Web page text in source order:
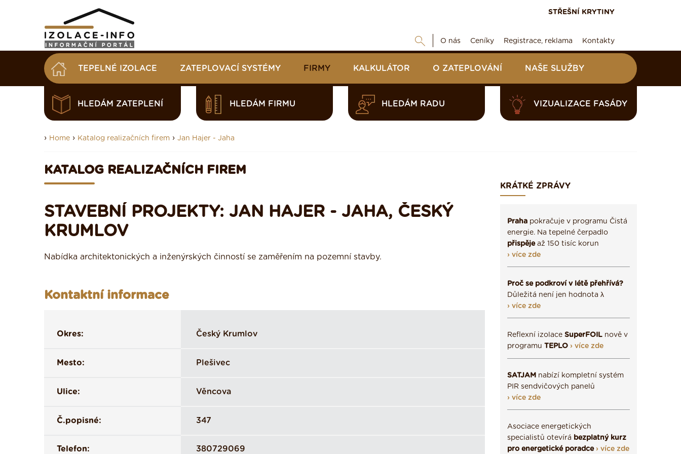
STŘEŠNÍ KRYTINY
O nás Ceníky Registrace, reklama Kontakty
TEPELNÉ IZOLACE ZATEPLOVACÍ SYSTÉMY FIRMY KALKULÁTOR O ZATEPLOVÁNÍ NAŠE SLUŽBY
HLEDÁM ZATEPLENÍ HLEDÁM FIRMU HLEDÁM RADU VIZUALIZACE FASÁDY
› Home › Katalog realizačních firem › Jan Hajer - Jaha
KATALOG REALIZAČNÍCH FIREM
STAVEBNÍ PROJEKTY: JAN HAJER - JAHA, ČESKÝ
KRUMLOV
Nabídka architektonických a inženýrských činností se zaměřením na pozemní stavby.
Kontaktní informace
Okres: Český Krumlov
Mesto: Plešivec
Ulice: Věncova
Č.popisné: 347
Telefon: 380729069
KRÁTKÉ ZPRÁVY
Praha pokračuje v programu Čistá
energie. Na tepelné čerpadlo
přispějeaž 150 tisíc korun
› více zde
Proč se podkroví v létě přehřívá?
Důležitá není jen hodnota λ
› více zde
Reflexní izolace SuperFOIL nově v
programu TEPLO › více zde
SATJAM nabízí kompletní systém
PIR sendvičových panelů
› více zde
Asociace energetických
specialistů otevírá bezplatný kurz
pro energetické poradce › více zde